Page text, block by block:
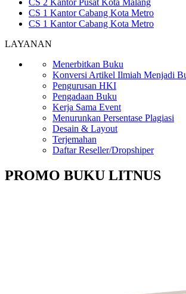
CS 2 Kantor Pusat Kota Malang
CS 1 Kantor Cabang Kota Metro
CS 1 Kantor Cabang Kota Metro
LAYANAN
Menerbitkan Buku
Konversi Artikel Ilmiah Menjadi
Pengurusan HKI
Pengadaan Buku
Kerja Sama Event
Menurunkan Persentase Plagiasi
Desain & Layout
Terjemahan
Daftar Reseller/Dropshiper
PROMO BUKU LITNUS